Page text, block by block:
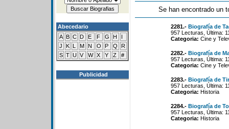
Abecedario
A B C D E F G H
I
J
K L M N O P Q
R
S T U V W X Y Z #
Publicidad
Se han encontrado un
2281.- Biografía de
957 Lecturas, Última:
Categoria: Cine y
2282.- Biografía de
957 Lecturas, Última:
Categoria: Cine y
2283.- Biografía de
957 Lecturas, Última:
Categoria: Historia
2284.- Biografía de
957 Lecturas, Última:
Categoria: Historia